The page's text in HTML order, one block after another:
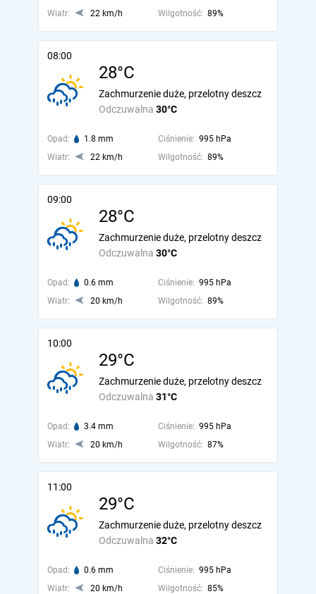
Wiatr: 22 km/h Wilgotność: 89%
08:00
28°C
Odczuwalna 30°C
Zachmurzenie duże, przelotny deszcz
Opad: 1.8 mm Ciśnienie: 995 hPa
Wiatr:
22 km/h Wilgotność: 89%
09:00
28°C
Odczuwalna 30°C
Zachmurzenie duże, przelotny deszcz
Opad: 0.6 mm Ciśnienie: 995 hPa
Wiatr:
20 km/h Wilgotność: 89%
10:00
29°C
Odczuwalna 31°C
Zachmurzenie duże, przelotny deszcz
Opad: 3.4 mm Ciśnienie: 995 hPa
Wiatr:
20 km/h Wilgotność: 87%
11:00
29°C
Odczuwalna 32°C
Zachmurzenie duże, przelotny deszcz
Opad: 0.6 mm Ciśnienie: 995 hPa
Wiatr:
20 km/h Wilgotność: 85%